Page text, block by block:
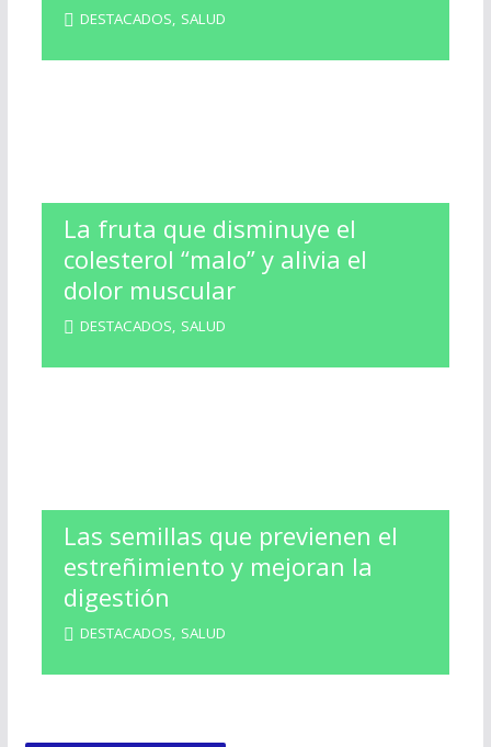
DESTACADOS, SALUD
La fruta que disminuye el
colesterol “malo” y alivia el
dolor muscular
DESTACADOS, SALUD
Las semillas que previenen el
estreñimiento y mejoran la
digestión
DESTACADOS, SALUD